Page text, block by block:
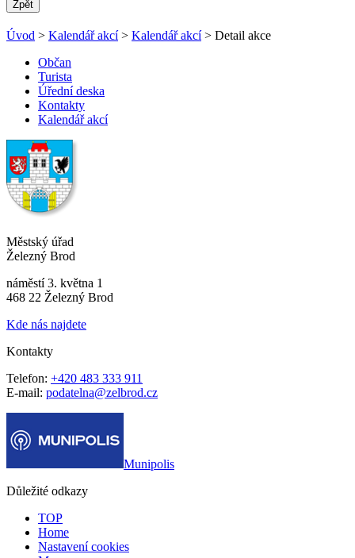
Zpět
Úvod > Kalendář akcí> Kalendář akcí> Detail akce
Občan
Turista
Úřední deska
Kontakty
Kalendář akcí
Městský úřad
Železný Brod
náměstí 3. května 1
468 22 Železný Brod
Kde nás najdete
Kontakty
Telefon: +420 483 333 911
E-mail: podatelna@zelbrod.cz
Munipolis
Důležité odkazy
TOP
Home
Nastavení cookies